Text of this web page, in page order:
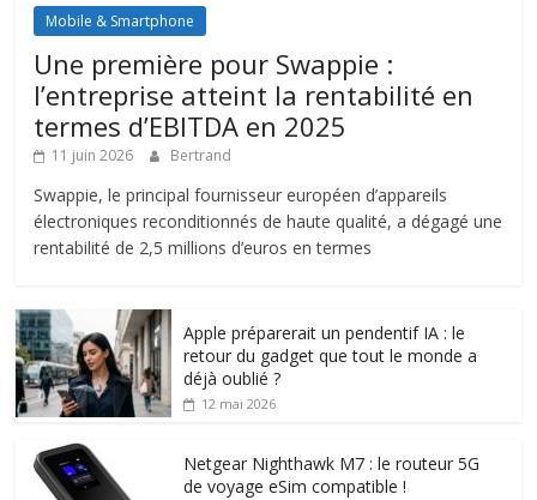
Mobile & Smartphone
Une première pour Swappie :
l’entreprise atteint la rentabilité en
termes d’EBITDA en 2025
11 juin 2026 Bertrand
Swappie, le principal fournisseur européen d’appareils
électroniques reconditionnés de haute qualité, a dégagé une
rentabilité de 2,5 millions d’euros en termes
Apple préparerait un pendentif IA : le
retour du gadget que tout le monde a
déjà oublié ?
12 mai 2026
Netgear Nighthawk M7 : le routeur 5G
de voyage eSim compatible !